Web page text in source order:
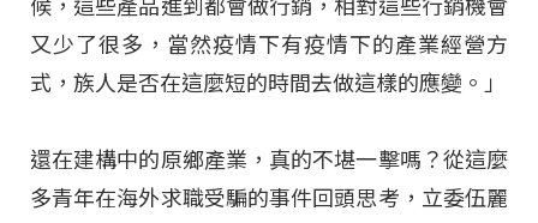
候，這些產品進到都會做行銷，相對這些行銷機會
又少了很多，當然疫情下有疫情下的產業經營方
式，族人是否在這麼短的時間去做這樣的應變。」
還在建構中的原鄉產業，真的不堪一擊嗎？從這麼
多青年在海外求職受騙的事件回頭思考，立委伍麗